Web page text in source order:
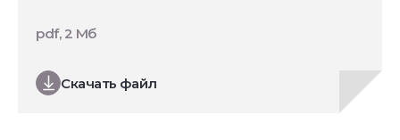
Скачать файл
pdf, 2 Мб